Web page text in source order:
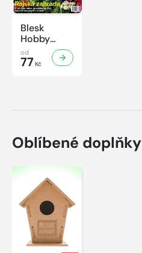
Blesk
Hobby
České léto
od
77 Kč
Oblíbené doplňky